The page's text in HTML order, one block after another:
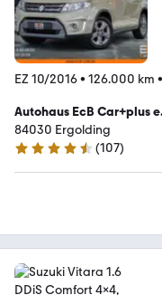
EZ 10/2016• 126.000 km •
Autohaus EcB Car+plus
84030 Ergolding
4.5 Sterne
(107)